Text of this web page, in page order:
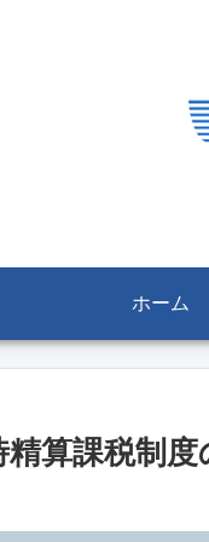
ホーム
算課税制